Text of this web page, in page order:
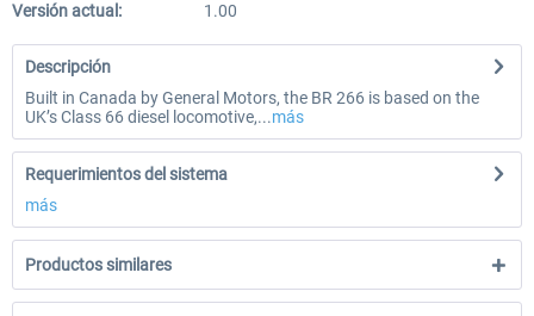
Versión actual:
1.00
Descripción
Built in Canada by General Motors, the BR 266 is based on the
UK’s Class 66 diesel locomotive,...más
Requerimientos del sistema
más
Productos similares